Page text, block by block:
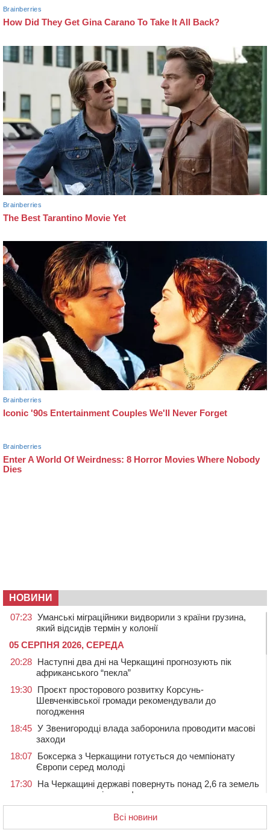
НОВИНИ
07:23 Уманські міграційники видворили з країни грузина,
який відсидів термін у колонії
05 СЕРПНЯ 2026, СЕРЕДА
20:28 Наступні два дні на Черкащині прогнозують пік
африканського “пекла”
19:30 Проєкт просторового розвитку Корсунь-
Шевченківської громади рекомендували до
погодження
18:45 У Звенигородці влада заборонила проводити масові
заходи
18:07 Боксерка з Черкащини готується до чемпіонату
Європи серед молоді
17:30 На Черкащині державі повернуть понад 2,6 га земель
природно-заповідного фонду
На Лисянщині проведуть в останню путь
Всі новини